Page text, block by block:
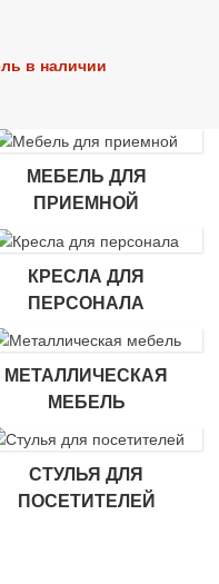
в наличии
МЕБЕЛЬ ДЛЯ
ПРИЕМНОЙ
КРЕСЛА ДЛЯ
ПЕРСОНАЛА
МЕТАЛЛИЧЕСКАЯ
МЕБЕЛЬ
СТУЛЬЯ ДЛЯ
ПОСЕТИТЕЛЕЙ